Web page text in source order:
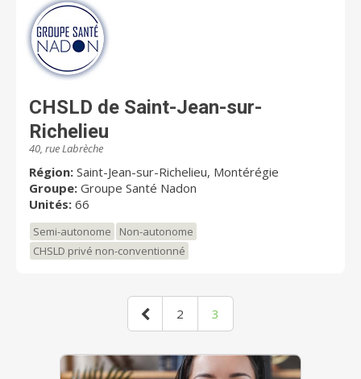
CHSLD de Saint-Jean-sur-
Richelieu
40, rue Labrèche
Région: Saint-Jean-sur-Richelieu, Montérégie
Groupe: Groupe Santé Nadon
Unités: 66
Semi-autonome
Non-autonome
CHSLD privé non-conventionné
2 3